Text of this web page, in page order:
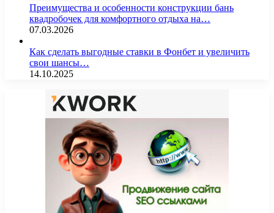
Преимущества и особенности конструкции бань
квадробочек для комфортного отдыха на…
07.03.2026
Как сделать выгодные ставки в Фонбет и увеличить
свои шансы…
14.10.2025